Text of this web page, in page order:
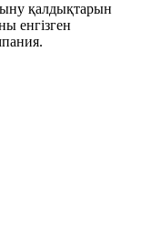
қалдықтарын
енгізген